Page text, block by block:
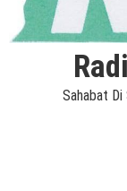
Sahabat Di